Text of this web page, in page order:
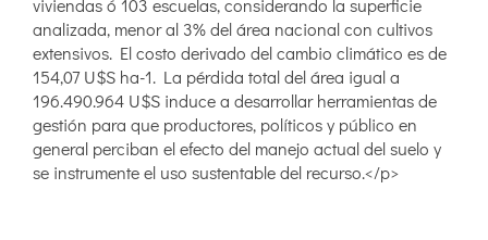
viviendas ó 103 escuelas, considerando la superficie
analizada, menor al 3% del área nacional con cultivos
extensivos. El costo derivado del cambio climático es de
154,07 U$S ha-1. La pérdida total del área igual a
196.490.964 U$S induce a desarrollar herramientas de
gestión para que productores, políticos y público en
general perciban el efecto del manejo actual del suelo y
se instrumente el uso sustentable del recurso.</p>